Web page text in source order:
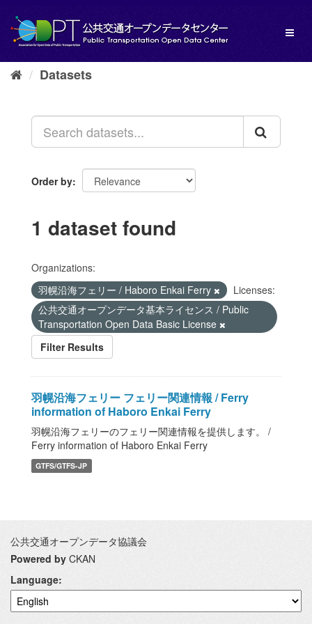
content
Datasets
Order by
1 dataset found
Organizations:
羽幌沿海フェリー / Haboro Enkai Ferry
Licenses:
公共交通オープンデータ基本ライセンス / Public
Transportation Open Data Basic License
Filter Results
羽幌沿海フェリー フェリー関連情報 / Ferry
information of Haboro Enkai Ferry
羽幌沿海フェリーのフェリー関連情報を提供します。 /
Ferry information of Haboro Enkai Ferry
GTFS/GTFS-JP
公共交通オープンデータ協議会
Powered by CKAN
Language